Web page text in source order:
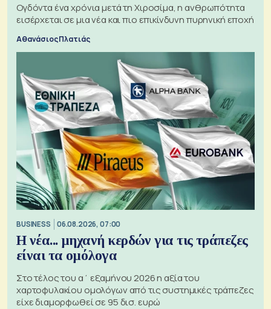
Ογδόντα ένα χρόνια μετά τη Χιροσίμα, η ανθρωπότητα
εισέρχεται σε μια νέα και πιο επικίνδυνη πυρηνική εποχή
Αθανάσιος Πλατιάς
BUSINESS 06.08.2026, 07:00
Η νέα... μηχανή κερδών για τις τράπεζες
είναι τα ομόλογα
Στο τέλος του α΄ εξαμήνου 2026 η αξία του
χαρτοφυλακίου ομολόγων από τις συστημικές τράπεζες
είχε διαμορφωθεί σε 95 δισ. ευρώ